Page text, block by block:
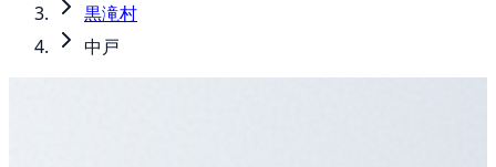
黒滝村
中戸